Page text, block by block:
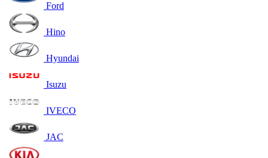
Ford
Hino
Hyundai
Isuzu
IVECO
JAC